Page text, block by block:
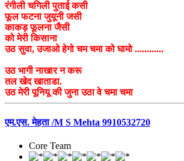
रंगीली चगिली पुताई कसी
फूल फटना जुयूनी जसी
काकड़ फूलना जैसी
को मेरी किसाना
उठ सुवा, उजाओ हेगो चम चमा को घामो ............
उठ भागी नाखार न करू
तल खेद खाताडा.
उठ मेरी पूनियू की जुना उठा वे चमा चमा
एम.एस. मेहता /M S Mehta 9910532720
Core Team